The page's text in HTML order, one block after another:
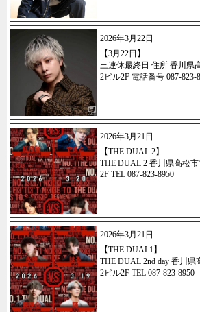
2026年3月22日
【3月22日】
三連休最終日 住所 香川県
2ビル2F 電話番号 087-823-
2026年3月21日
【THE DUAL 2】
THE DUAL 2 香川県高松
2F TEL 087-823-8950
2026年3月21日
【THE DUAL1】
THE DUAL 2nd day 香川
2ビル2F TEL 087-823-8950